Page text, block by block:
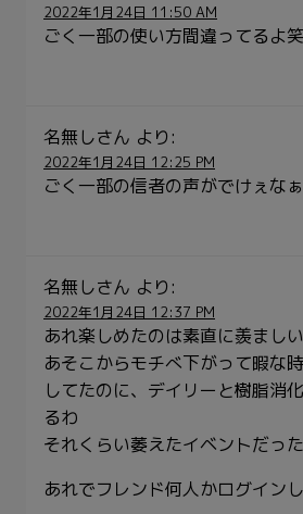
2022年1月24日 11:50 AM
ごく一部の使い方間違ってるよ笑
名無しさん より:
2022年1月24日 12:25 PM
ごく一部の信者の声がでけぇなぁ
名無しさん より:
2022年1月24日 12:37 PM
あれ楽しめたのは素直に羨ましい
あそこからモチべ下がって暇な
してたのに、デイリーと樹脂消
るわ
それくらい萎えたイベントだった
あれでフレンド何人かログイン